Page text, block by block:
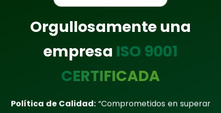
Orgullosamente una
empresa ISO 9001
CERTIFICADA
Política de Calidad:“Comprometidos en superar